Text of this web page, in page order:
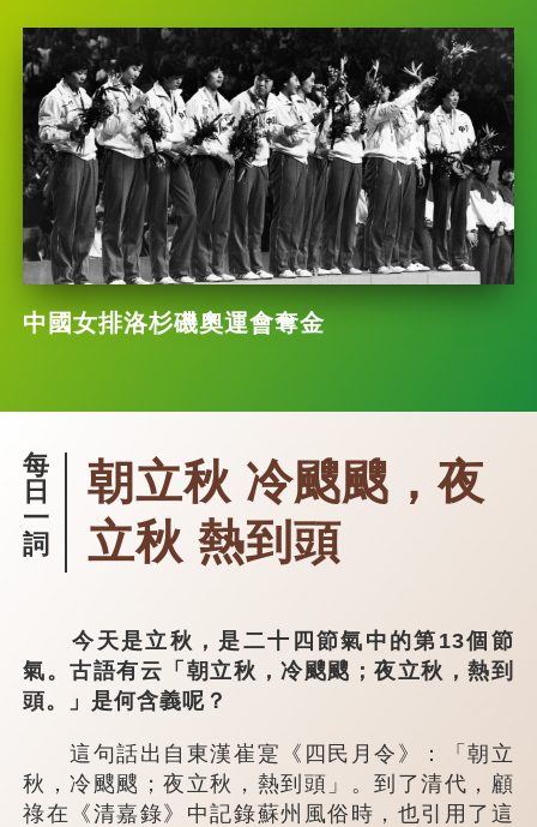
中國女排洛杉磯奧運會奪金
每
日
一
詞
朝立秋 冷颼颼，夜
立秋 熱到頭
今天是立秋，是二十四節氣中的第13個節
氣。古語有云「朝立秋，冷颼颼；夜立秋，熱到
頭。」是何含義呢？
這句話出自東漢崔寔《四民月令》：「朝立
秋，冷颼颼；夜立秋，熱到頭」。到了清代，顧
祿在《清嘉錄》中記錄蘇州風俗時，也引用了這